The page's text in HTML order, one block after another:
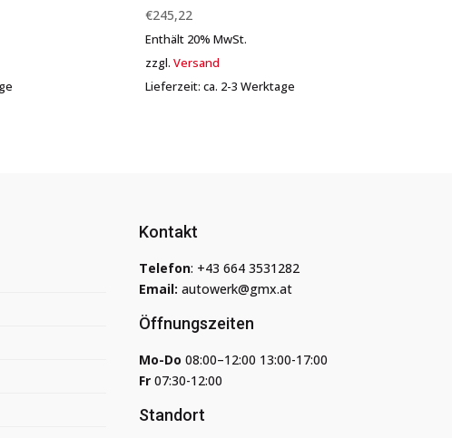
€245,22
Enthält 20% MwSt.
zzgl.Versand
Lieferzeit: ca. 2-3 Werktage
Kontakt
Telefon: +43 664 3531282
Email: autowerk@gmx.at
Öffnungszeiten
Mo-Do 08:00–12:00 13:00-17:00
Fr 07:30-12:00
Standort